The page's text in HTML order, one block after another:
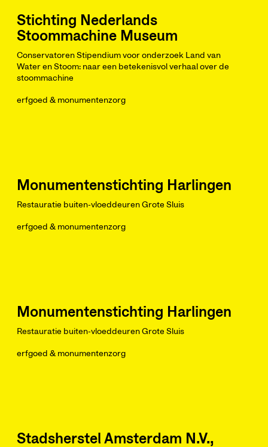
Stichting Nederlands
Stoommachine Museum
Conservatoren Stipendium voor onderzoek Land van
Water en Stoom: naar een betekenisvol verhaal over de
stoommachine
erfgoed & monumentenzorg
Monumentenstichting Harlingen
Restauratie buiten-vloeddeuren Grote Sluis
erfgoed & monumentenzorg
Monumentenstichting Harlingen
Restauratie buiten-vloeddeuren Grote Sluis
erfgoed & monumentenzorg
Stadsherstel Amsterdam N.V.,